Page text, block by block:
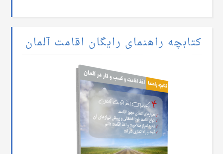
کتابچه راهنمای رایگان اقامت آلمان